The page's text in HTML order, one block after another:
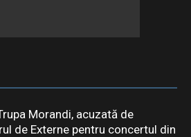
Morandi, acuzată de
de Externe pentru concertul din